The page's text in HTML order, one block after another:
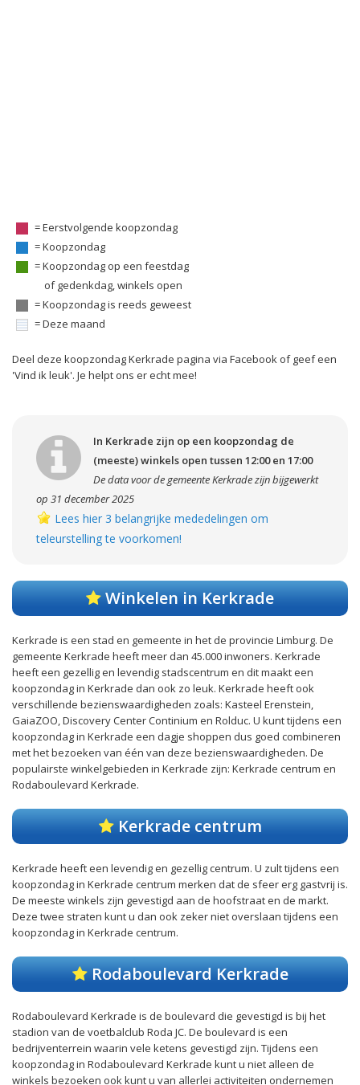
= Eerstvolgende koopzondag
= Koopzondag
= Koopzondag op een feestdag
of gedenkdag, winkels open
= Koopzondag is reeds geweest
= Deze maand
Deel deze koopzondag Kerkrade pagina via Facebook of geef een
'Vind ik leuk'. Je helpt ons er echt mee!
In Kerkrade zijn op een koopzondag de
(meeste) winkels open tussen 12:00 en 17:00
De data voor de gemeente Kerkrade zijn bijgewerkt
op 31 december 2025
Lees hier 3 belangrijke mededelingen om
teleurstelling te voorkomen!
Winkelen in Kerkrade
Kerkrade is een stad en gemeente in het de provincie Limburg. De
gemeente Kerkrade heeft meer dan 45.000 inwoners. Kerkrade
heeft een gezellig en levendig stadscentrum en dit maakt een
koopzondag in Kerkrade dan ook zo leuk. Kerkrade heeft ook
verschillende bezienswaardigheden zoals: Kasteel Erenstein,
GaiaZOO, Discovery Center Continium en Rolduc. U kunt tijdens een
koopzondag in Kerkrade een dagje shoppen dus goed combineren
met het bezoeken van één van deze bezienswaardigheden. De
populairste winkelgebieden in Kerkrade zijn: Kerkrade centrum en
Rodaboulevard Kerkrade.
Kerkrade centrum
Kerkrade heeft een levendig en gezellig centrum. U zult tijdens een
koopzondag in Kerkrade centrum merken dat de sfeer erg gastvrij is.
De meeste winkels zijn gevestigd aan de hoofstraat en de markt.
Deze twee straten kunt u dan ook zeker niet overslaan tijdens een
koopzondag in Kerkrade centrum.
Rodaboulevard Kerkrade
Rodaboulevard Kerkrade is de boulevard die gevestigd is bij het
stadion van de voetbalclub Roda JC. De boulevard is een
bedrijventerrein waarin vele ketens gevestigd zijn. Tijdens een
koopzondag in Rodaboulevard Kerkrade kunt u niet alleen de
winkels bezoeken ook kunt u van allerlei activiteiten ondernemen